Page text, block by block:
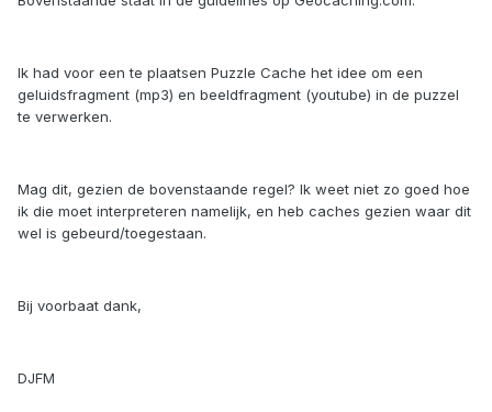
Ik had voor een te plaatsen Puzzle Cache het idee om een
geluidsfragment (mp3) en beeldfragment (youtube) in de puzzel
te verwerken.
Mag dit, gezien de bovenstaande regel? Ik weet niet zo goed hoe
ik die moet interpreteren namelijk, en heb caches gezien waar dit
wel is gebeurd/toegestaan.
Bij voorbaat dank,
DJFM